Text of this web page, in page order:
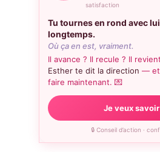
satisfaction
Tu tournes en rond avec
longtemps.
Où ça en est, vraiment.
Il avance ? Il recule ? Il
Esther te dit la direction — et
faire maintenant. 💌
Je veux
🔒 Conseil d’action ·